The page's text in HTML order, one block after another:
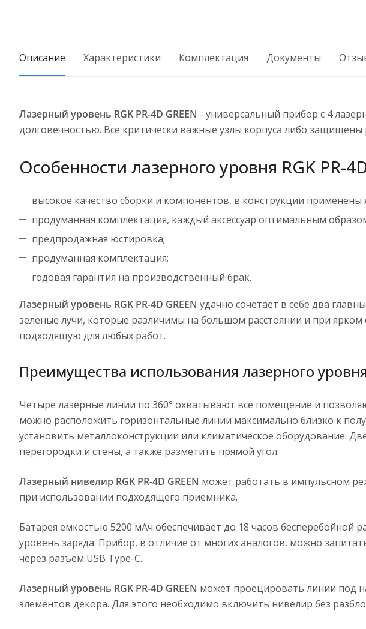
Описание Характеристики Комплектация Документы
Лазерный уровень RGK PR-4D GREEN - универсальный прибор с 4
долговечностью. Все критически важные узлы корпуса либо
Особенности лазерного уровня RGK PR-
высокое качество сборки и компонентов, в конструкции применены
продуманная комплектация, каждый аксессуар оптимальным
предпродажная юстировка;
продуманная комплектация;
годовая гарантия на производственный брак.
Лазерный уровень RGK PR-4D GREEN удачно сочетает в себе два
зеленые лучи, которые различимы на большом расстоянии и при
подходящую для любых работ.
Преимущества использования лазерного уровня
Четыре лазерные линии по 360° охватывают все помещение и
можно расположить горизонтальные линии максимально близко к
установить металлоконструкции или климатическое оборудование.
перегородки и стены, а также разметить прямой угол.
Лазерный нивелир RGK PR-4D GREEN может работать в импульсном
при использовании подходящего приемника.
Батарея емкостью 5200 мАч обеспечивает до 18 часов бесперебойной
уровень заряда. Прибор, в отличие от многих аналогов, можно
через разъем USB Type-C.
Лазерный уровень RGK PR-4D GREEN может проецировать линии под
элементов декора. Для этого необходимо включить нивелир без